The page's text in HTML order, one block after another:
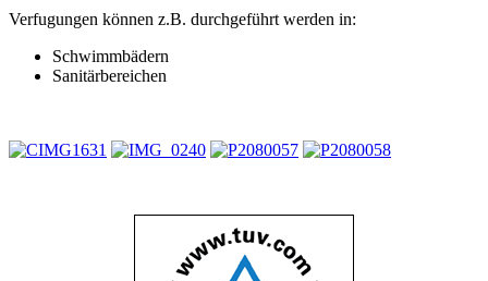
Verfugungen können z.B. durchgeführt werden in:
Schwimmbädern
Sanitärbereichen